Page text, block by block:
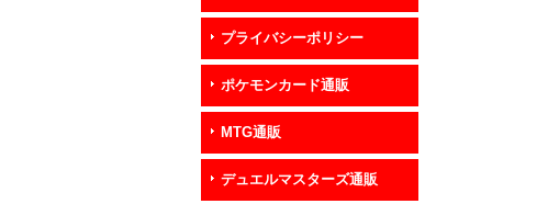
プライバシーポリシー
ポケモンカード通販
MTG通販
デュエルマスターズ通販